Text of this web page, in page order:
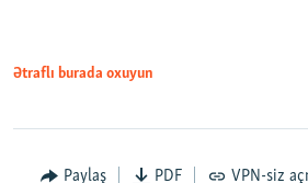
Ətraflı burada oxuyun
Paylaş PDF VPN-siz